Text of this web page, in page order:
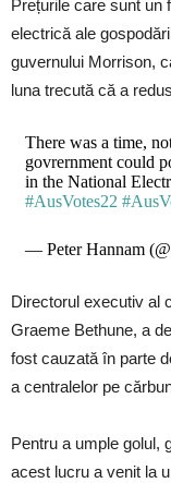
Prețurile care sunt un
electrică ale
guvernului Morrison,
luna trecută că a
There was a time,
govrernment could
in the National
#AusVotes22
— Peter Hannam
Directorul executiv al
Graeme Bethune, a
fost cauzată în parte
a centralelor pe
Pentru a umple golul,
acest lucru a venit la